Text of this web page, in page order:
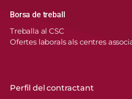
de Catalunya fa servir cookies
tercers per recordar les
Obtenir més informació
Borsa de treball
Treballa al CSC
Ofertes laborals als centres
Perfil del contractant